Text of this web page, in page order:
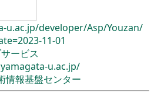
u.ac.jp/developer/Asp/Youzan/
11-01
ービス
u.ac.jp/
情報基盤センター